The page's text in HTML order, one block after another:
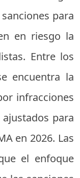
para
en riesgo la
Entre los
encuentra la
infracciones
para
en 2026. Las
el enfoque